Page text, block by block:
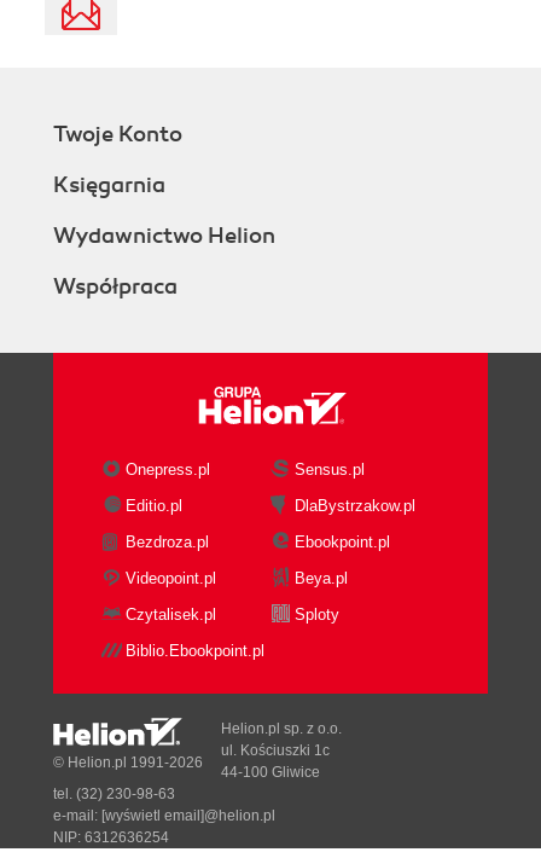
Twoje Konto
Księgarnia
Wydawnictwo Helion
Współpraca
Onepress.pl
Sensus.pl
Editio.pl
DlaBystrzakow.pl
Bezdroza.pl
Ebookpoint.pl
Videopoint.pl
Beya.pl
Czytalisek.pl
Sploty
Biblio.Ebookpoint.pl
© Helion.pl 1991-2026
Helion.pl sp. z o.o.
ul. Kościuszki 1c
44-100 Gliwice
tel. (32) 230-98-63
e-mail: [wyświetl email]@helion.pl
NIP: 6312636254